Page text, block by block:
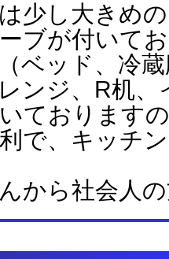
少し大きめ
ブが付いて
ベッド、冷
ンジ、R机
ております
で、キッチ
から社会人